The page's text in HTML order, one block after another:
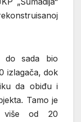
do sada bio
izlagača, dok
da obiđu i
Tamo je
više od 20